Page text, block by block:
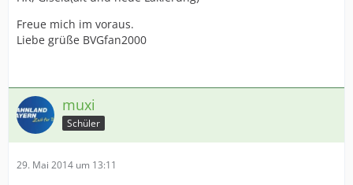
Freue mich im voraus.
Liebe grüße BVGfan2000
muxi
Schüler
29. Mai 2014 um 13:11